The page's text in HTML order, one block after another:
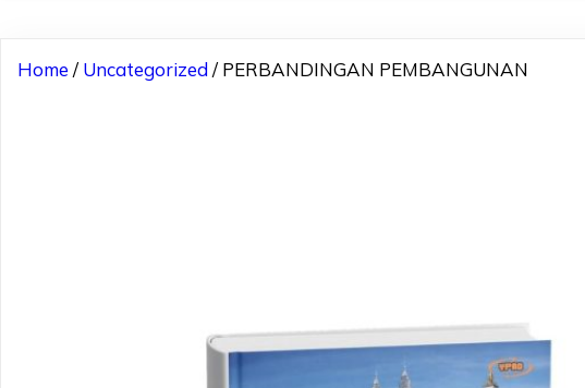
Home /Uncategorized/ PERBANDINGAN PEMBANGUNAN